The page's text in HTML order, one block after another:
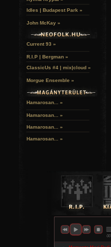
Idles | Budapest Park »
John McKay »
Current 93 »
R.I.P | Bergman »
ClassicUs #4 | mix|cloud »
Morgue Ensemble »
Hamarosan... »
Hamarosan... »
Hamarosan... »
Hamarosan... »